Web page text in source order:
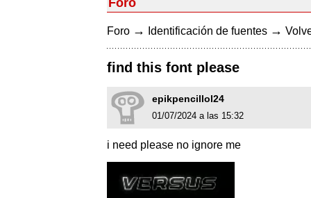
Foro
Foro → Identificación de fuentes →
find this font please
epikpencillol24
01/07/2024 a las 15:32
i need please no ignore me